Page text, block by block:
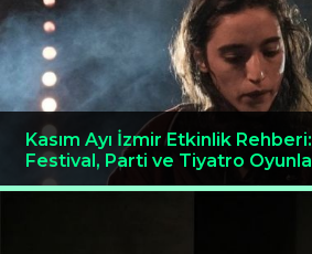
Kasım Ayı İzmir Etkinlik
Festival, Parti ve Tiyatro